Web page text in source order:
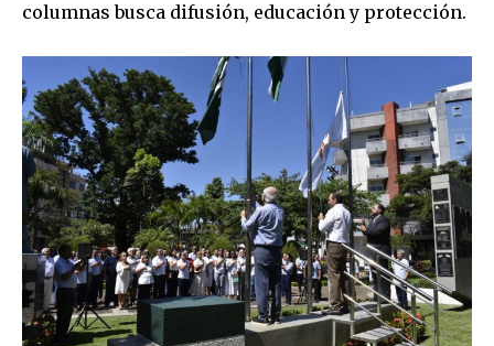
columnas busca difusión, educación y protección.